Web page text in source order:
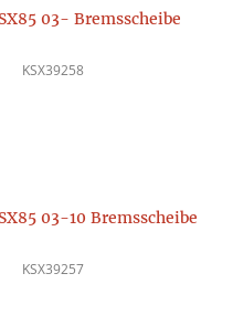
03- Bremsscheibe
KSX39258
03-10 Bremsscheibe
KSX39257